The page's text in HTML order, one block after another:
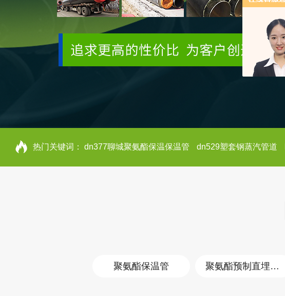
热门关键词： dn377聊城聚氨酯保温保温管 dn529塑套钢蒸汽管道
聚氨酯保温管 聚氨酯预制直埋保温管